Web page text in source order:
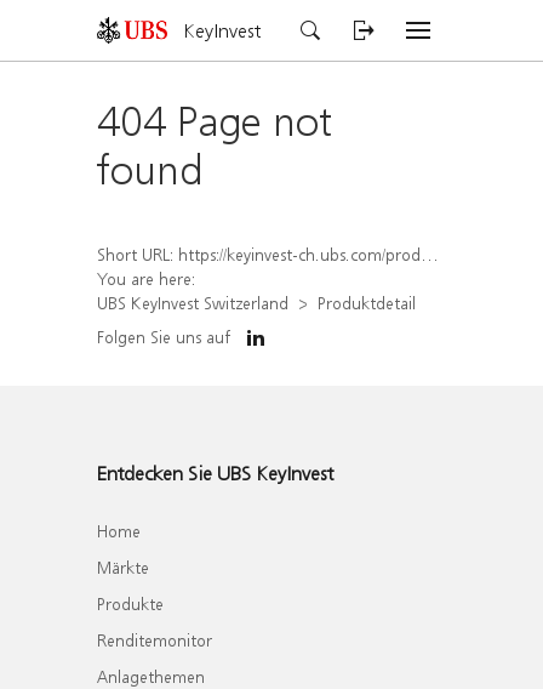
KeyInvest
404 Page not
found
Short URL: https://keyinvest-ch.ubs.com/produkt/detail/index/isin/CH1562162292
You are here:
UBS KeyInvest Switzerland
Produktdetail
Folgen Sie uns auf
Entdecken Sie UBS KeyInvest
Home
Märkte
Produkte
Renditemonitor
Anlagethemen